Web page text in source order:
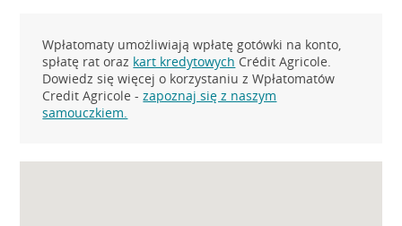
Wpłatomaty umożliwiają wpłatę gotówki na konto,
spłatę rat oraz kart kredytowych Crédit Agricole.
Dowiedz się więcej o korzystaniu z Wpłatomatów
Credit Agricole -zapoznaj się z naszym
samouczkiem.